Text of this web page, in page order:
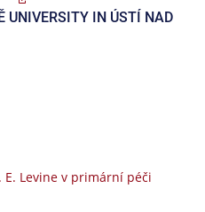
UNIVERSITY IN ÚSTÍ NAD
. E. Levine v primární péči